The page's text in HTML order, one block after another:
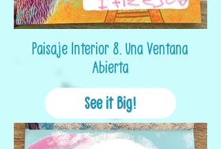
Paisaje Interior 8. Una Ventana
Abierta
See it Big!